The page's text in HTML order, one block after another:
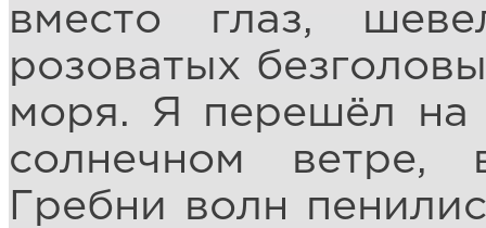
вместо глаз,
розоватых
моря. Я перешёл на
солнечном ветре,
Гребни волн